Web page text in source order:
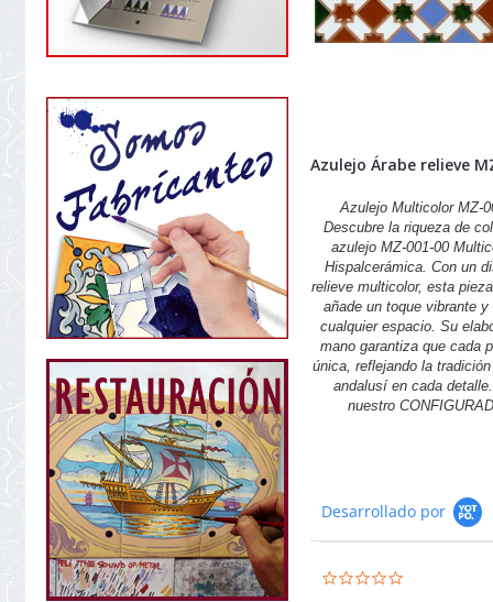
Azulejo Árabe relieve
Azulejo Multicolor MZ-
Descubre la riqueza de
azulejo MZ-001-00
Hispalcerámica. Con un
relieve multicolor, esta
añade un toque vibrante y
cualquier espacio. Su
mano garantiza que cada
única, reflejando la
andalusí en cada
nuestro
Desarrollado por